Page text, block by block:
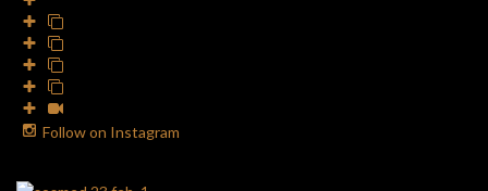
Follow on Instagram